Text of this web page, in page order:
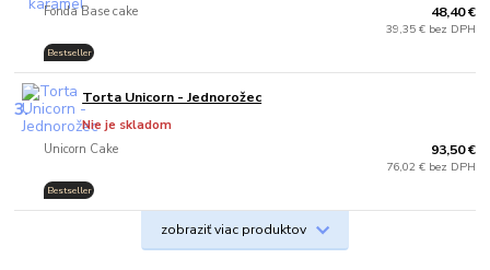
Fonda Base cake
Bestseller
48,40 €
39,35 € bez DPH
3. Torta Unicorn - Jednorožec
Unicorn Cake
Nie je skladom
Bestseller
93,50 €
76,02 € bez DPH
zobraziť viac produktov